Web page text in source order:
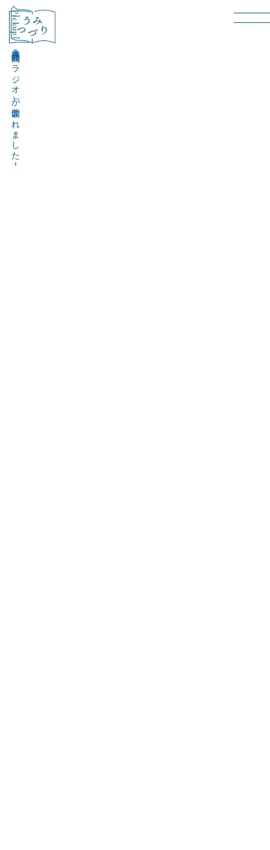
［Pickup］
音声作品『波間のラジオ』が公開されました！